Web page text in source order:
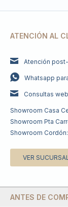
ATENCIÓN AL
Atención
Whatsapp
Consultas
Showroom Casa
Showroom Pta
Showroom
VER
ANTES DE